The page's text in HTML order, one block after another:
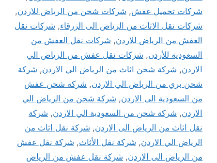
شركات تحميل عفش, شركات شحن من الرياض للاردن,
شركات نقل الاثاث من الرياض الى الزرقاء, شركات نقل
العفش من الرياض للاردن, شركات نقل العفش من
السعودية للأردن, شركات نقل عفش من الرياض الي
الاردن, شركة شحن اثاث من الرياض الي الاردن, شركة
شحن بري من الرياض الي الاردن, شركة شحن عفش
من السعودية الى الاردن, شركة شحن من الرياض الي
الاردن, شركة شحن من السعودية الي الاردن, شركة
نقل اثاث من الرياض الى الاردن, شركة نقل اثاث من
الرياض الي الاردن, شركة نقل الأثاث, شركة نقل عفش
من الرياض الى الاردن, شركة نقل عفش من الرياض